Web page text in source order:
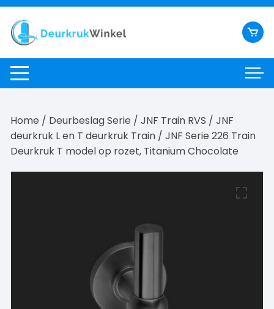
Ga
naar
inhoud
Home / Deurbeslag Serie /JNF Train RVS /JNF
deurkruk L en T deurkruk Train / JNF Serie 226 Train
Deurkruk T model op rozet, Titanium Chocolate